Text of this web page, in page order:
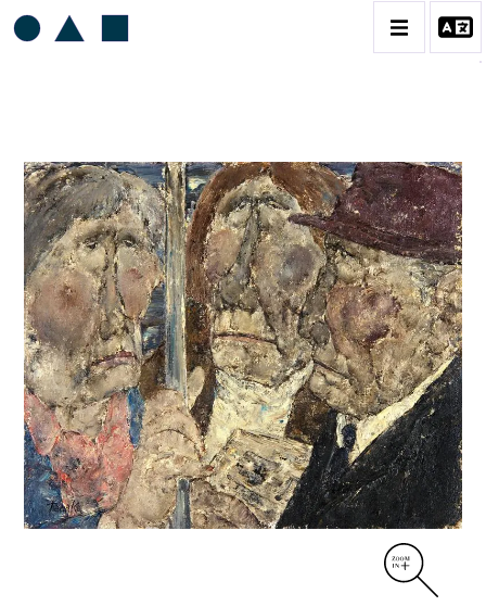
AKIRA TANAKA
BIOGRAPHIE
CATALOGUE DES OEUVRES
CONTACT